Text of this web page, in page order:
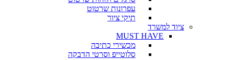
עפרונות שרטוט
תיקי ציור
ציוד למשרד
MUST HAVE
מכשירי כתיבה
סלוטייפ וסרטי הדבקה